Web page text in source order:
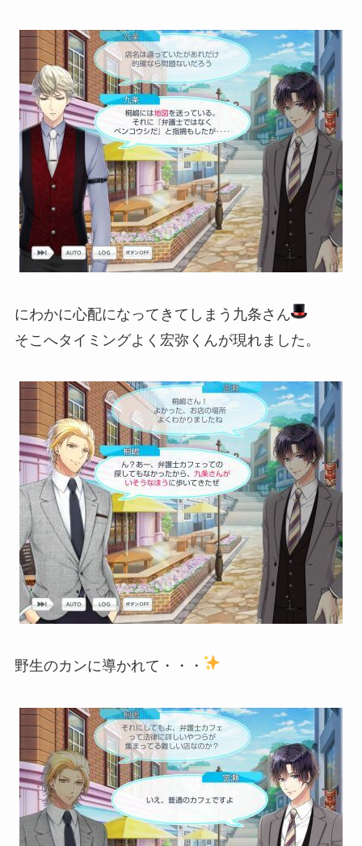
にわかに心配になってきてしまう九条さん
そこへタイミングよく宏弥くんが現れました。
野生のカンに導かれて・・・